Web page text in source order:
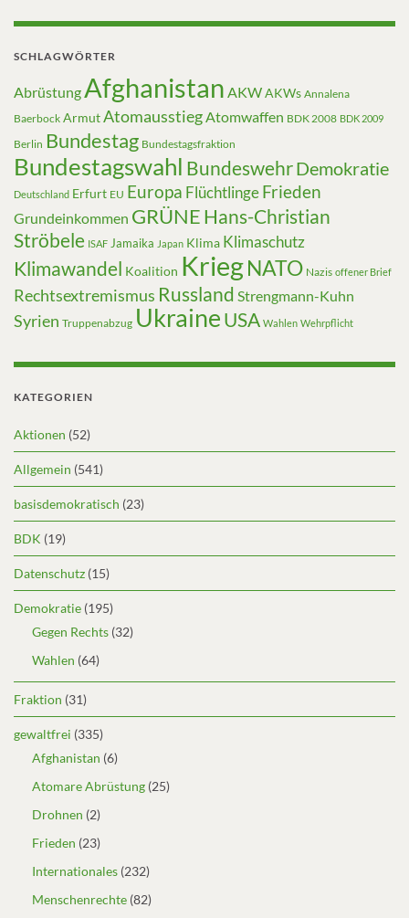
SCHLAGWÖRTER
Abrüstung Afghanistan AKWAKWs Annalena
Baerbock ArmutAtomausstiegAtomwaffen BDK 2008 BDK 2009
Berlin Bundestag Bundestagsfraktion
Bundestagswahl BundeswehrDemokratie
Deutschland Erfurt EU Europa FlüchtlingeFrieden
Grundeinkommen GRÜNE Hans-Christian
Ströbele ISAF Jamaika Japan Klima Klimaschutz
Klimawandel Koalition KriegNATO Nazis offener Brief
Rechtsextremismus Russland Strengmann-Kuhn
Syrien Truppenabzug UkraineUSA Wahlen Wehrpflicht
KATEGORIEN
Aktionen (52)
Allgemein (541)
basisdemokratisch (23)
BDK (19)
Datenschutz (15)
Demokratie (195)
Gegen Rechts (32)
Wahlen (64)
Fraktion (31)
gewaltfrei (335)
Afghanistan (6)
Atomare Abrüstung (25)
Drohnen (2)
Frieden (23)
Internationales (232)
Menschenrechte (82)